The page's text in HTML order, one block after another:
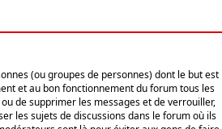
(ou groupes de personnes) dont le but est
et au bon fonctionnement du forum tous les
de supprimer les messages et de verrouiller,
les sujets de discussions dans le forum où ils